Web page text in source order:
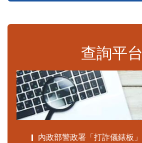
查詢平台
內政部警政署「打詐儀錶板」